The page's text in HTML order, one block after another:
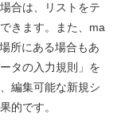
合は、リストをテ
きます。また、ma
所にある場合もあ
タの入力規則」を
編集可能な新規シ
的です。